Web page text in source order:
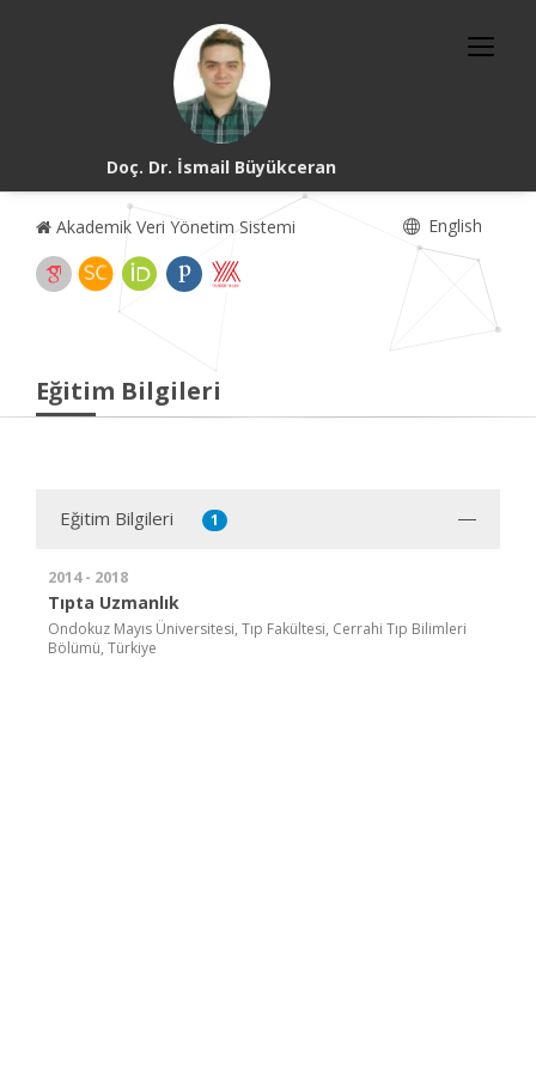
Doç. Dr. İsmail Büyükceran
Akademik Veri Yönetim Sistemi English
Eğitim Bilgileri
Eğitim Bilgileri 1
2014 - 2018
Tıpta Uzmanlık
Ondokuz Mayıs Üniversitesi, Tıp Fakültesi, Cerrahi Tıp Bilimleri
Bölümü, Türkiye